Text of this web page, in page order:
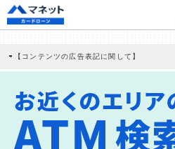
【コンテンツの広告表記に関して】
社に対して企業から紹介報酬が支払われると
商品を根拠なくPRするものではなく、当編集
どに基づき、公平性を担保した情報提供を行っ
>提携企業一覧